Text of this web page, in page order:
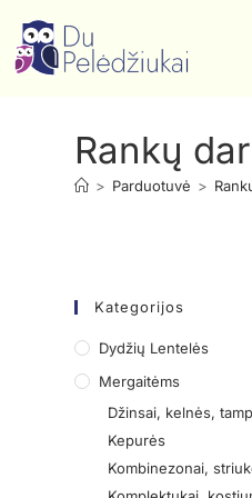
Rankų
> Parduotuvė >
Kategorijos
Dydžių Lentelės
Mergaitėms
Džinsai, kelnės,
Kepurės
Kombinezonai,